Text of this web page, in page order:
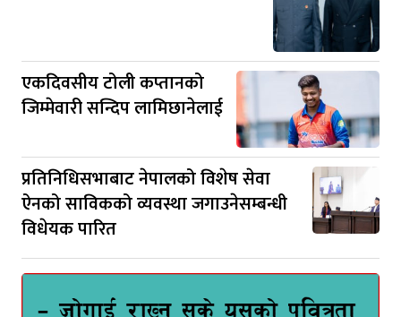
एकदिवसीय टोली कप्तानको
जिम्मेवारी सन्दिप लामिछानेलाई
प्रतिनिधिसभाबाट नेपालको विशेष सेवा
ऐनको साविकको व्यवस्था जगाउनेसम्बन्धी
विधेयक पारित